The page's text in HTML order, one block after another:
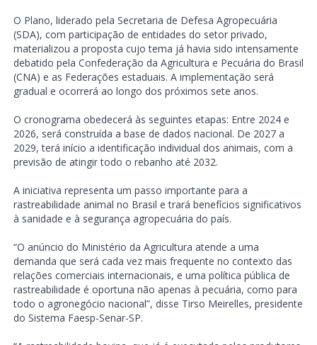
O Plano, liderado pela Secretaria de Defesa Agropecuária
(SDA), com participação de entidades do setor privado,
materializou a proposta cujo tema já havia sido intensamente
debatido pela Confederação da Agricultura e Pecuária do Brasil
(CNA) e as Federações estaduais. A implementação será
gradual e ocorrerá ao longo dos próximos sete anos.
O cronograma obedecerá às seguintes etapas: Entre 2024 e
2026, será construída a base de dados nacional. De 2027 a
2029, terá início a identificação individual dos animais, com a
previsão de atingir todo o rebanho até 2032.
A iniciativa representa um passo importante para a
rastreabilidade animal no Brasil e trará benefícios significativos
à sanidade e à segurança agropecuária do país.
“O anúncio do Ministério da Agricultura atende a uma
demanda que será cada vez mais frequente no contexto das
relações comerciais internacionais, e uma política pública de
rastreabilidade é oportuna não apenas à pecuária, como para
todo o agronegócio nacional”, disse Tirso Meirelles, presidente
do Sistema Faesp-Senar-SP.